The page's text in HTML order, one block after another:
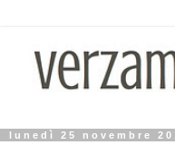
lunedì 25 novembre